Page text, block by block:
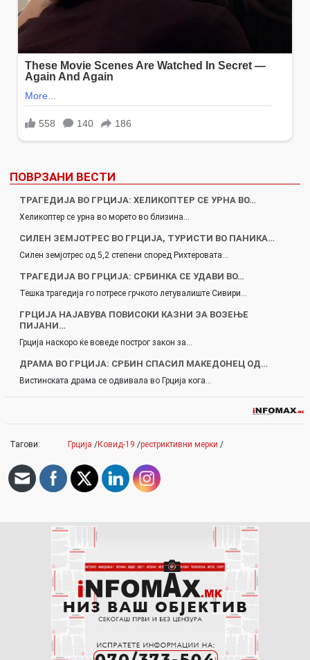
ПОВРЗАНИ ВЕСТИ
ТРАГЕДИЈА ВО ГРЦИЈА: ХЕЛИКОПТЕР СЕ УРНА ВО…
Хеликоптер се урна во морето во близина…
СИЛЕН ЗЕМЈОТРЕС ВО ГРЦИЈА, ТУРИСТИ ВО ПАНИКА…
Силен земјотрес од 5,2 степени според Рихтеровата…
ТРАГЕДИЈА ВО ГРЦИЈА: СРБИНКА СЕ УДАВИ ВО…
Тешка трагедија го потресе грчкото летувалиште Сивири…
ГРЦИЈА НАЈАВУВА ПОВИСОКИ КАЗНИ ЗА ВОЗЕЊЕ
ПИЈАНИ…
Грција наскоро ќе воведе построг закон за…
ДРАМА ВО ГРЦИЈА: СРБИН СПАСИЛ МАКЕДОНЕЦ ОД…
Вистинската драма се одвивала во Грција кога…
Тагови: Грција /Ковид-19 /рестриктивни мерки /